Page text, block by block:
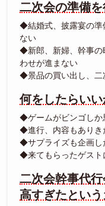
二次会の準備
◆結婚式、披露宴の準
ない
◆新郎、新婦、幹事の
わせが進まない
◆景品の買い出し、二
何をしたらい
◆ゲームがビンゴしか
◆進行、内容もありき
◆サプライズも企画し
◆来てもらったゲスト
二次会幹事代
高すぎたとい